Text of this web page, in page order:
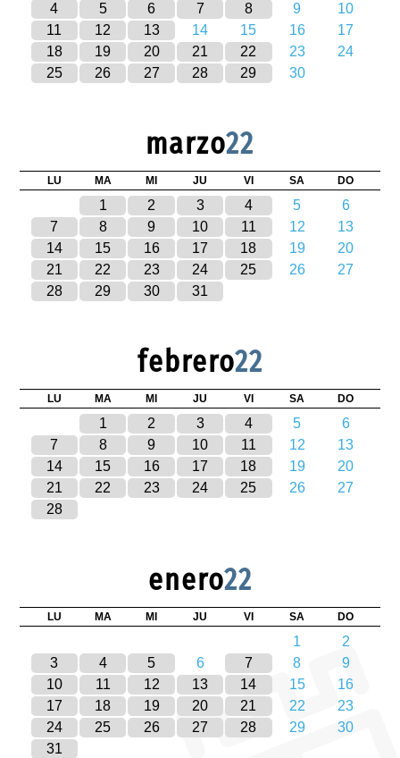
4
5 6 7 8 9
10
11
12 13 14 15 16
17
18
19 20 21 22 23
24
25
26 27 28 29 30
marzo22
LU MA MI JU VI SA DO
1 2 3 4 5
6
7
8 9 10 11 12
13
14
15 16 17 18 19
20
21
22 23 24 25 26
27
28
29 30 31
febrero22
LU MA MI JU VI SA DO
1 2 3 4 5
6
7
8 9 10 11 12
13
14
15 16 17 18 19
20
21
22 23 24 25 26
27
28
enero22
LU MA MI JU VI SA DO
1
2
3
4 5 6 7 8
9
10
11 12 13 14 15
16
17
18 19 20 21 22
23
24
25 26 27 28 29
30
31